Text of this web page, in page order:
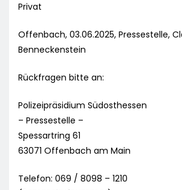
Privat
Offenbach, 03.06.2025, Pressestelle,
Benneckenstein
Rückfragen bitte an:
Polizeipräsidium Südosthessen
– Pressestelle –
Spessartring 61
63071 Offenbach am Main
Telefon: 069 / 8098 – 1210